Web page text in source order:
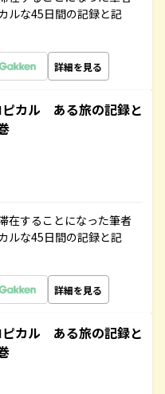
ルな45日間の記録と記
詳細を見る
ピカル ある旅の記録と
在することになった筆者
ルな45日間の記録と記
詳細を見る
ピカル ある旅の記録と